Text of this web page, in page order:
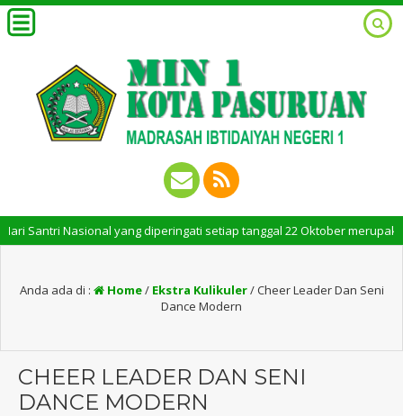
Nasional yang diperingati setiap tanggal 22 Oktober merupakan
Anda ada di : Home/ Ekstra Kulikuler/Cheer Leader Dan Seni
Dance Modern
CHEER LEADER DAN SENI
DANCE MODERN